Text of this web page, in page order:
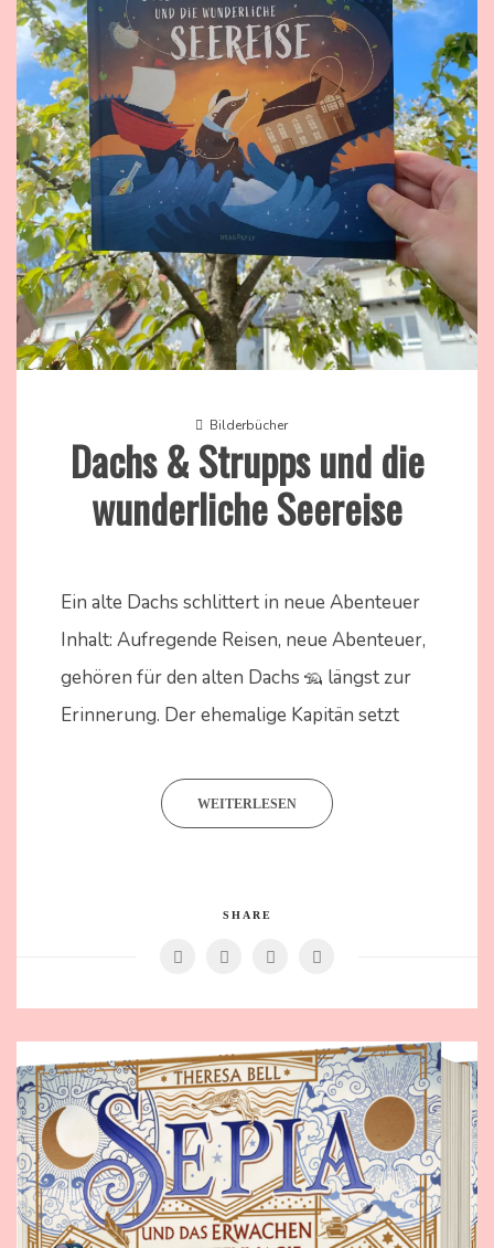
Bilderbücher
Dachs & Strupps und die
wunderliche Seereise
April
2024
Kammer
Ein alte Dachs schlittert in neue Abenteuer
Inhalt: Aufregende Reisen, neue Abenteuer,
gehören für den alten Dachs 🦡 längst zur
Erinnerung. Der ehemalige Kapitän setzt
WEITERLESEN
SHARE